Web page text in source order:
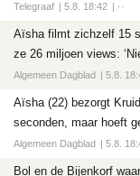
Telegraaf 5.8. 18:42 ··
Aïsha filmt zichzelf 15
ze 26 miljoen views:
Algemeen Dagblad 5.8.
Aïsha (22) bezorgt
seconden, maar hoeft
Algemeen Dagblad 5.8.
Bol en de Bijenkorf